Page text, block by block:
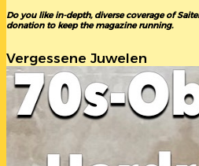
Do you like in-depth, diverse coverage of
donation to keep the magazine running.
Vergessene Juwelen